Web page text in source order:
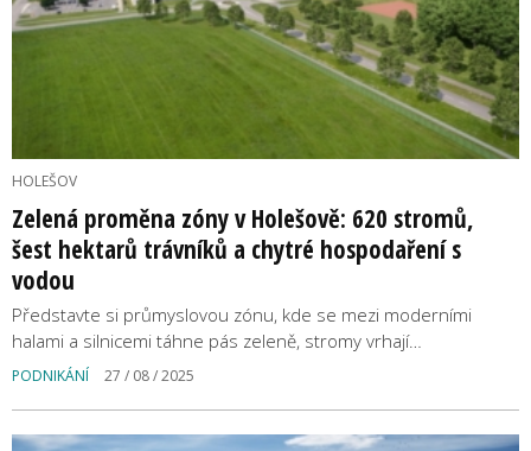
HOLEŠOV
Zelená proměna zóny v Holešově: 620 stromů,
šest hektarů trávníků a chytré hospodaření s
vodou
Představte si průmyslovou zónu, kde se mezi moderními
halami a silnicemi táhne pás zeleně, stromy vrhají…
PODNIKÁNÍ 27 / 08 / 2025